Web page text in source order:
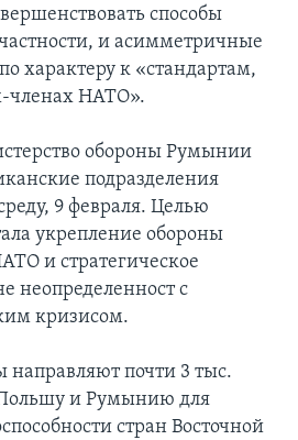
способы
и асимметричные
характеру к «стандартам,
членах НАТО».
обороны Румынии
подразделения
9 февраля. Целью
укрепление обороны
и стратегическое
неопределенност с
кризисом.
почти 3 тыс.
и Румынию для
стран Восточной